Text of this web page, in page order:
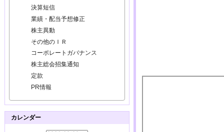
決算短信
業績・配当予想修正
株主異動
その他のＩＲ
コーポレートガバナンス
株主総会招集通知
定款
PR情報
カレンダー